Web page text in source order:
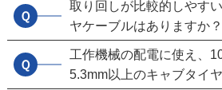
Ｑ
取り回しが比較的しやす
ヤケーブルはありますか？
Ｑ
工作機械の配電に使え、
5.3mm以上のキャブタイ